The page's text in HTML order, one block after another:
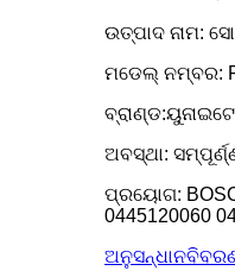
ଉତ୍ପାଦ ନାମ:
ମଡେଲ୍ ନମ୍ବର:
ଅବସ୍ଥା:
ପ୍ରୟୋଗ:
0445120060
ଅନୁସନ୍ଧାନ